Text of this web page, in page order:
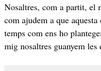
Nosaltres, com a partit, el
com ajudem a que
temps com ens ho
mig nosaltres guanyem les